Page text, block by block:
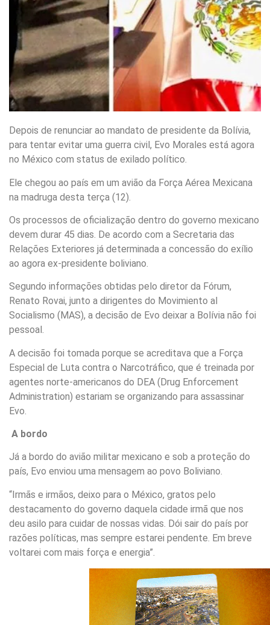
Depois de renunciar ao mandato de presidente da Bolívia,
para tentar evitar uma guerra civil, Evo Morales está agora
no México com status de exilado político.
Ele chegou ao país em um avião da Força Aérea Mexicana
na madruga desta terça (12).
Os processos de oficialização dentro do governo mexicano
devem durar 45 dias. De acordo com a Secretaria das
Relações Exteriores já determinada a concessão do exílio
ao agora ex-presidente boliviano.
Segundo informações obtidas pelo diretor da Fórum,
Renato Rovai, junto a dirigentes do Movimiento al
Socialismo (MAS), a decisão de Evo deixar a Bolívia não foi
pessoal.
A decisão foi tomada porque se acreditava que a Força
Especial de Luta contra o Narcotráfico, que é treinada por
agentes norte-americanos do DEA (Drug Enforcement
Administration) estariam se organizando para assassinar
Evo.
A bordo
Já a bordo do avião militar mexicano e sob a proteção do
país, Evo enviou uma mensagem ao povo Boliviano.
“Irmãs e irmãos, deixo para o México, gratos pelo
destacamento do governo daquela cidade irmã que nos
deu asilo para cuidar de nossas vidas. Dói sair do país por
razões políticas, mas sempre estarei pendente. Em breve
voltarei com mais força e energia”.